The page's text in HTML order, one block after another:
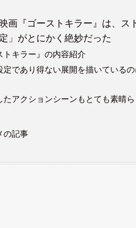
画『ゴーストキラー』は、ス
」がとにかく絶妙だった
トキラー』の内容紹介
定であり得ない展開を描いている
たアクションシーンもとても素晴
の記事